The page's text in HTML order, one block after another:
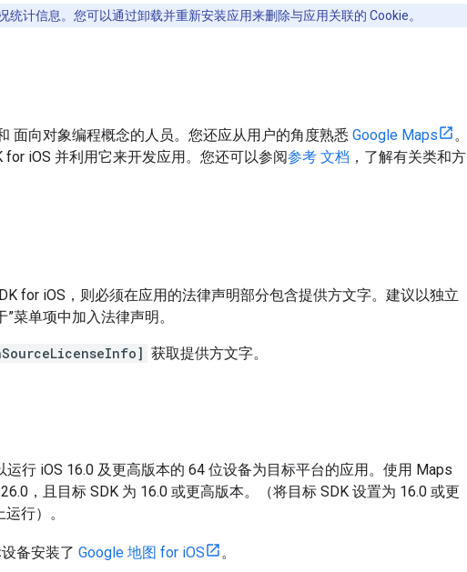
统计信息。您可以通过卸载并重新安装应用来删除与应用关联的 Cookie。
面向对象编程概念的人员。您还应从用户的角度熟悉 Google Maps
。
iOS 并利用它来开发应用。您还可以参阅参考 文档 ，了解有关类和方
for iOS，则必须在应用的法律声明部分包含提供方文字。建议以独立
菜单项中加入法律声明。
获取提供方文字。
行 iOS 16.0 及更高版本的 64 位设备为目标平台的应用。使用 Maps
，且目标 SDK 为 16.0 或更高版本。（将目标 SDK 设置为 16.0 或更
行）。
备安装了 Google 地图 for iOS 。